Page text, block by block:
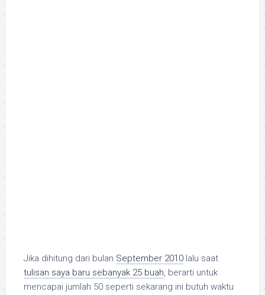
Jika dihitung dari bulan September 2010 lalu saat
tulisan saya baru sebanyak 25 buah, berarti untuk
mencapai jumlah 50 seperti sekarang ini butuh waktu